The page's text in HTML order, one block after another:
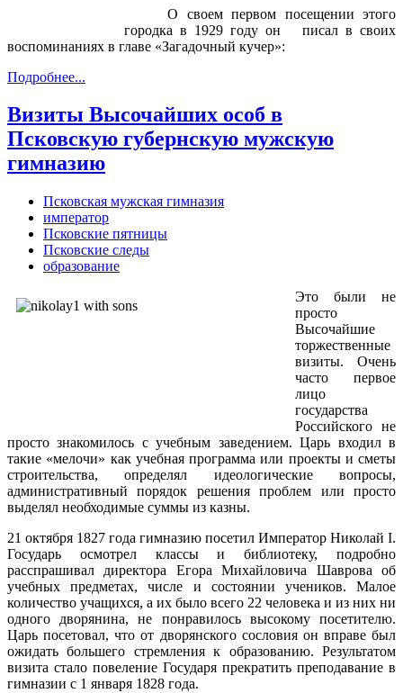
О своем первом посещении этого
городка в 1929 году он писал в своих
воспоминаниях в главе «Загадочный кучер»:
Подробнее...
Визиты Высочайших особ в
Псковскую губернскую мужскую
гимназию
Псковская мужская гимназия
император
Псковские пятницы
Псковские следы
образование
Это были не
просто
Высочайшие
торжественные
визиты. Очень
часто первое
лицо
государства
Российского не
просто знакомилось с учебным заведением. Царь входил в
такие «мелочи» как учебная программа или проекты и сметы
строительства, определял идеологические вопросы,
административный порядок решения проблем или просто
выделял необходимые суммы из казны.
21 октября 1827 года гимназию посетил Император Николай I.
Государь осмотрел классы и библиотеку, подробно
расспрашивал директора Егора Михайловича Шаврова об
учебных предметах, числе и состоянии учеников. Малое
количество учащихся, а их было всего 22 человека и из них ни
одного дворянина, не понравилось высокому посетителю.
Царь посетовал, что от дворянского сословия он вправе был
ожидать большего стремления к образованию. Результатом
визита стало повеление Государя прекратить преподавание в
гимназии с 1 января 1828 года.